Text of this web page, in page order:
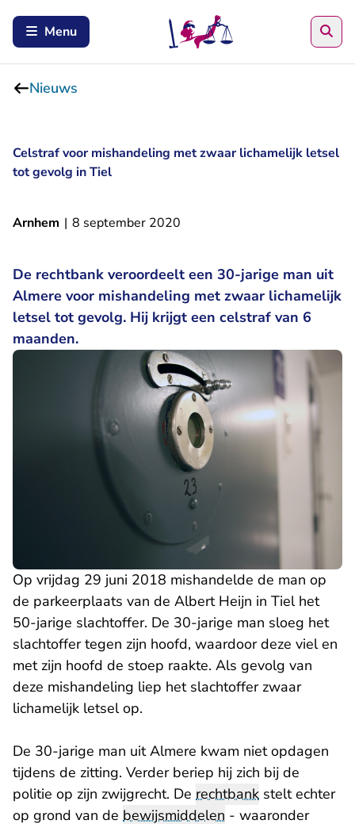
Menu
Nieuws
Celstraf voor mishandeling met zwaar lichamelijk letsel
tot gevolg in Tiel
Arnhem | 8 september 2020
De rechtbank veroordeelt een 30-jarige man uit
Almere voor mishandeling met zwaar lichamelijk
letsel tot gevolg. Hij krijgt een celstraf van 6
maanden.
Op vrijdag 29 juni 2018 mishandelde de man op
de parkeerplaats van de Albert Heijn in Tiel het
50-jarige slachtoffer. De 30-jarige man sloeg het
slachtoffer tegen zijn hoofd, waardoor deze viel en
met zijn hoofd de stoep raakte. Als gevolg van
deze mishandeling liep het slachtoffer zwaar
lichamelijk letsel op.
De 30-jarige man uit Almere kwam niet opdagen
tijdens de zitting. Verder beriep hij zich bij de
politie op zijn zwijgrecht. De rechtbank stelt echter
op grond van de bewijsmiddelen - waaronder